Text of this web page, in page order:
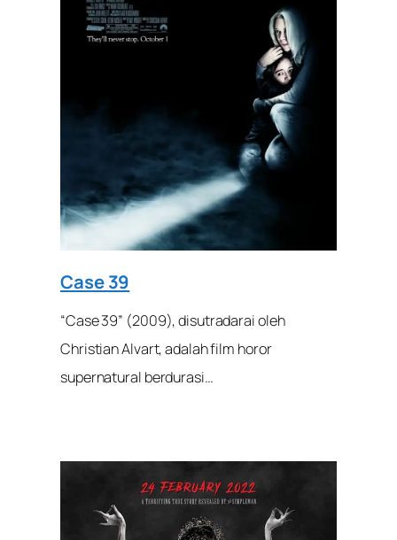
Case 39
“Case 39” (2009), disutradarai oleh
Christian Alvart, adalah film horor
supernatural berdurasi…